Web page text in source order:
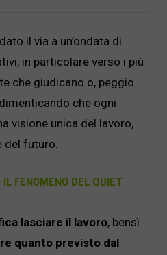
il via a un’ondata di
in particolare verso i più
che giudicano o, peggio
che ogni
visione unica del lavoro,
del futuro.
FENOMENO DEL QUIET
lasciare il lavoro, bensì
quanto previsto dal